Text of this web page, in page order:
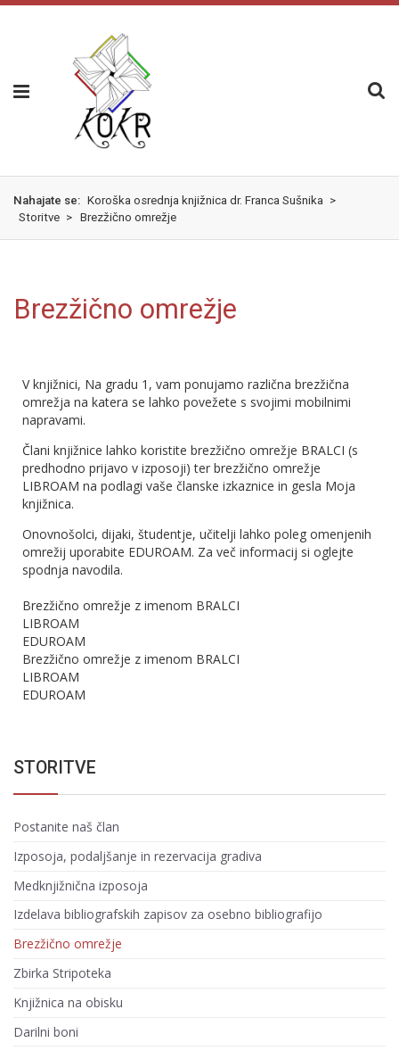
Nahajate se: Koroška osrednja knjižnica dr. Franca Sušnika >
Storitve > Brezžično omrežje
Brezžično omrežje
V knjižnici, Na gradu 1, vam ponujamo različna brezžična
omrežja na katera se lahko povežete s svojimi mobilnimi
napravami.
Člani knjižnice lahko koristite brezžično omrežje BRALCI (s
predhodno prijavo v izposoji) ter brezžično omrežje
LIBROAM na podlagi vaše članske izkaznice in gesla Moja
knjižnica.
Onovnošolci, dijaki, študentje, učitelji lahko poleg omenjenih
omrežij uporabite EDUROAM. Za več informacij si oglejte
spodnja navodila.
Brezžično omrežje z imenom BRALCI
LIBROAM
EDUROAM
Brezžično omrežje z imenom BRALCI
LIBROAM
EDUROAM
STORITVE
Postanite naš član
Izposoja, podaljšanje in rezervacija gradiva
Medknjižnična izposoja
Izdelava bibliografskih zapisov za osebno bibliografijo
Brezžično omrežje
Zbirka Stripoteka
Knjižnica na obisku
Darilni boni